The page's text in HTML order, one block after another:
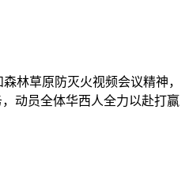
林草原防灭火视频会议精神，
动员全体华西人全力以赴打赢